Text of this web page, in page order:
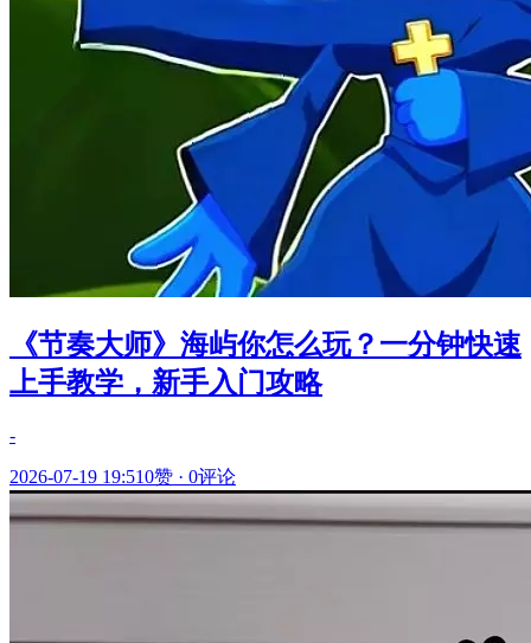
《节奏大师》海屿你怎么玩？一分钟快速
上手教学，新手入门攻略
-
2026-07-19 19:510赞 · 0评论